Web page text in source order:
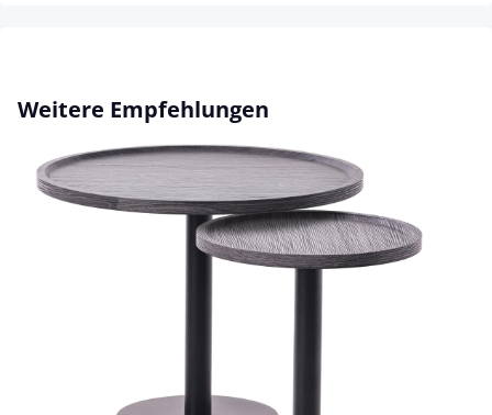
Produktgalerie überspringen
Weitere Empfehlungen